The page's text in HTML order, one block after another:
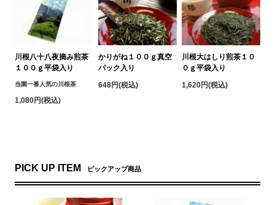
川根八十八夜摘み煎茶
１００ｇ平袋入り
当園一番人気の川根茶
1,080円(税込)
かりがね１００ｇ真空
パック入り
648円(税込)
川根大はしり煎茶１０
０ｇ平袋入り
1,620円(税込)
PICK UP ITEM ピックアップ商品